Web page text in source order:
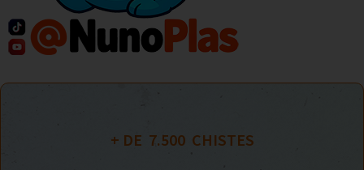
+ DE 7.500
  CHISTES